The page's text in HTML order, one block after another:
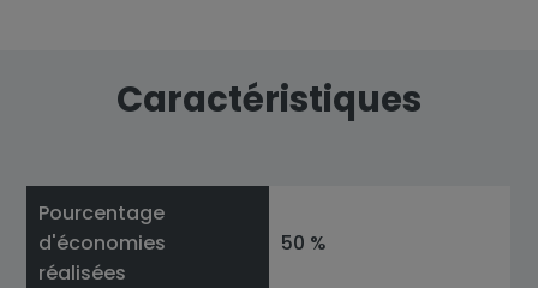
Caractéristiques
Pourcentage
d'économies
réalisées
50 %